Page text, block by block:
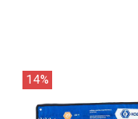
14%